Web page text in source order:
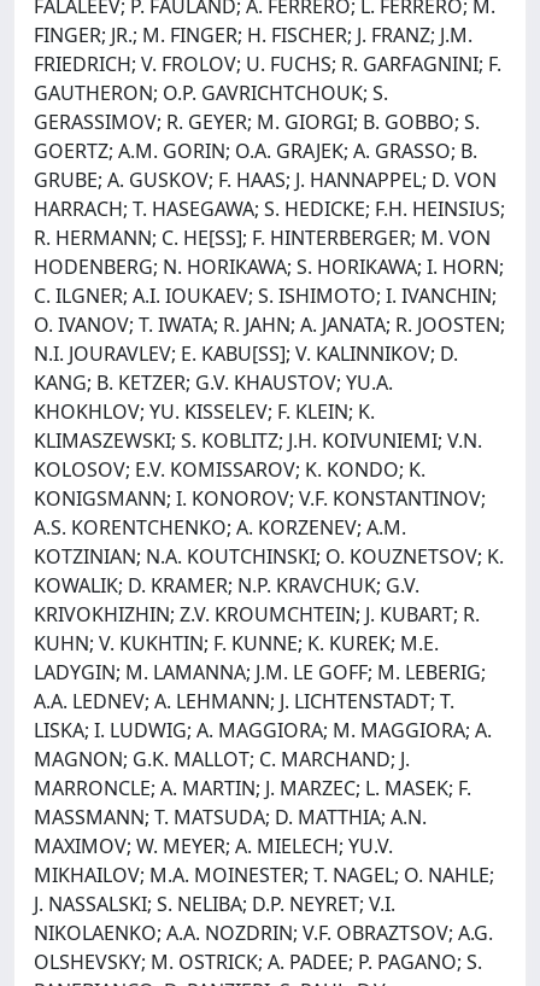
FALALEEV; P. FAULAND; A. FERRERO; L. FERRERO; M.
FINGER; JR.; M. FINGER; H. FISCHER; J. FRANZ; J.M.
FRIEDRICH; V. FROLOV; U. FUCHS; R. GARFAGNINI; F.
GAUTHERON; O.P. GAVRICHTCHOUK; S.
GERASSIMOV; R. GEYER; M. GIORGI; B. GOBBO; S.
GOERTZ; A.M. GORIN; O.A. GRAJEK; A. GRASSO; B.
GRUBE; A. GUSKOV; F. HAAS; J. HANNAPPEL; D. VON
HARRACH; T. HASEGAWA; S. HEDICKE; F.H. HEINSIUS;
R. HERMANN; C. HE[SS]; F. HINTERBERGER; M. VON
HODENBERG; N. HORIKAWA; S. HORIKAWA; I. HORN;
C. ILGNER; A.I. IOUKAEV; S. ISHIMOTO; I. IVANCHIN;
O. IVANOV; T. IWATA; R. JAHN; A. JANATA; R. JOOSTEN;
N.I. JOURAVLEV; E. KABU[SS]; V. KALINNIKOV; D.
KANG; B. KETZER; G.V. KHAUSTOV; YU.A.
KHOKHLOV; YU. KISSELEV; F. KLEIN; K.
KLIMASZEWSKI; S. KOBLITZ; J.H. KOIVUNIEMI; V.N.
KOLOSOV; E.V. KOMISSAROV; K. KONDO; K.
KONIGSMANN; I. KONOROV; V.F. KONSTANTINOV;
A.S. KORENTCHENKO; A. KORZENEV; A.M.
KOTZINIAN; N.A. KOUTCHINSKI; O. KOUZNETSOV; K.
KOWALIK; D. KRAMER; N.P. KRAVCHUK; G.V.
KRIVOKHIZHIN; Z.V. KROUMCHTEIN; J. KUBART; R.
KUHN; V. KUKHTIN; F. KUNNE; K. KUREK; M.E.
LADYGIN; M. LAMANNA; J.M. LE GOFF; M. LEBERIG;
A.A. LEDNEV; A. LEHMANN; J. LICHTENSTADT; T.
LISKA; I. LUDWIG; A. MAGGIORA; M. MAGGIORA; A.
MAGNON; G.K. MALLOT; C. MARCHAND; J.
MARRONCLE; A. MARTIN; J. MARZEC; L. MASEK; F.
MASSMANN; T. MATSUDA; D. MATTHIA; A.N.
MAXIMOV; W. MEYER; A. MIELECH; YU.V.
MIKHAILOV; M.A. MOINESTER; T. NAGEL; O. NAHLE;
J. NASSALSKI; S. NELIBA; D.P. NEYRET; V.I.
NIKOLAENKO; A.A. NOZDRIN; V.F. OBRAZTSOV; A.G.
OLSHEVSKY; M. OSTRICK; A. PADEE; P. PAGANO; S.